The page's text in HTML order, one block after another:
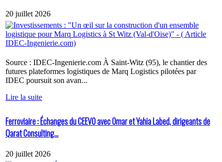
20 juillet 2026
Source : IDEC-Ingenierie.com À Saint-Witz (95), le chantier des
futures plateformes logistiques de Marq Logistics pilotées par
IDEC poursuit son avan...
Lire la suite
Ferroviaire : Échanges du CEEVO avec Omar et Yahia Labed, dirigeants de
Qarat Consulting...
20 juillet 2026